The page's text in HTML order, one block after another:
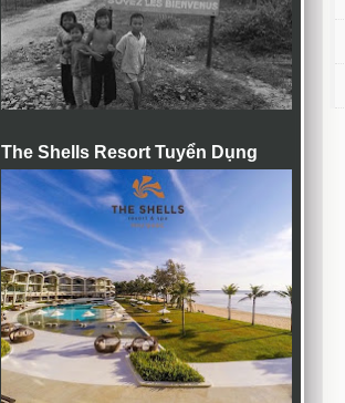
The Shells Resort Tuyển Dụng